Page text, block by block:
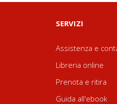
SERVIZI
Assistenza e
Libreria online
Prenota e ritira
Guida all'ebook